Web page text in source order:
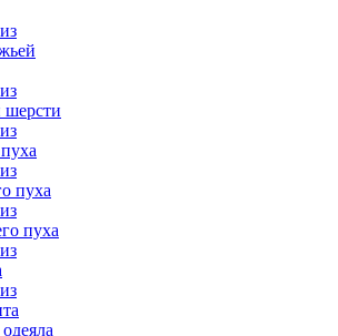
шерсти
пуха
пуха